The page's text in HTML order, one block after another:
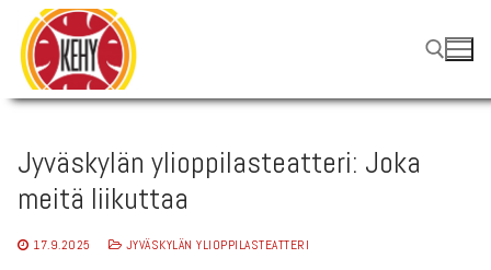
Hyppää
sisältöön
Jyväskylän ylioppilasteatteri: Joka
meitä liikuttaa
17.9.2025 JYVÄSKYLÄN YLIOPPILASTEATTERI